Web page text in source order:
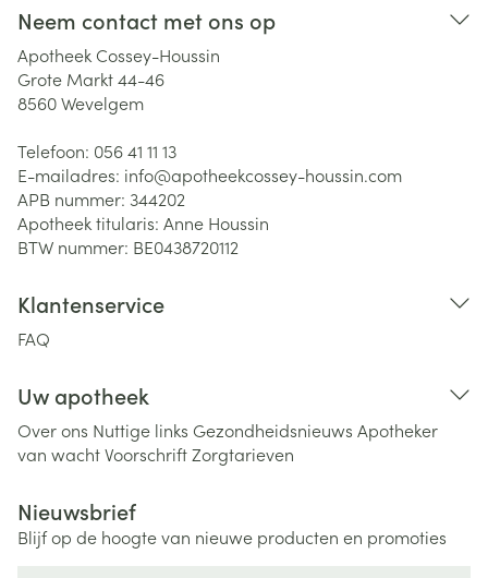
Neem contact met ons op
Apotheek Cossey-Houssin
Grote Markt 44-46
8560Wevelgem
Telefoon: 056 41 11 13
E-mailadres: info@apotheekcossey-houssin.com
APB nummer: 344202
Apotheek titularis: Anne Houssin
BTW nummer: BE0438720112
Klantenservice
FAQ
Uw apotheek
Over ons Nuttige links Gezondheidsnieuws Apotheker
van wachtVoorschriftZorgtarieven
Nieuwsbrief
Blijf op de hoogte van nieuwe producten en promoties